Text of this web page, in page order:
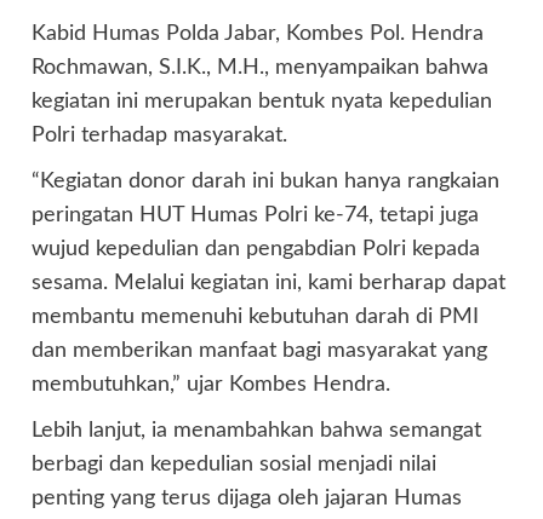
Kabid Humas Polda Jabar, Kombes Pol. Hendra
Rochmawan, S.I.K., M.H., menyampaikan bahwa
kegiatan ini merupakan bentuk nyata kepedulian
Polri terhadap masyarakat.
“Kegiatan donor darah ini bukan hanya rangkaian
peringatan HUT Humas Polri ke-74, tetapi juga
wujud kepedulian dan pengabdian Polri kepada
sesama. Melalui kegiatan ini, kami berharap dapat
membantu memenuhi kebutuhan darah di PMI
dan memberikan manfaat bagi masyarakat yang
membutuhkan,” ujar Kombes Hendra.
Lebih lanjut, ia menambahkan bahwa semangat
berbagi dan kepedulian sosial menjadi nilai
penting yang terus dijaga oleh jajaran Humas